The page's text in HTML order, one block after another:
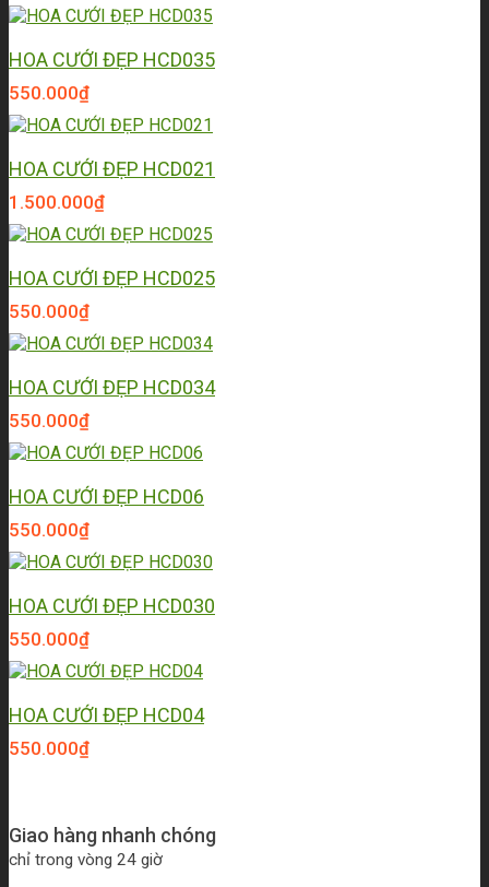
HOA CƯỚI ĐẸP HCD035
550.000₫
HOA CƯỚI ĐẸP HCD021
1.500.000₫
HOA CƯỚI ĐẸP HCD025
550.000₫
HOA CƯỚI ĐẸP HCD034
550.000₫
HOA CƯỚI ĐẸP HCD06
550.000₫
HOA CƯỚI ĐẸP HCD030
550.000₫
HOA CƯỚI ĐẸP HCD04
550.000₫
Giao hàng nhanh chóng
chỉ trong vòng 24 giờ